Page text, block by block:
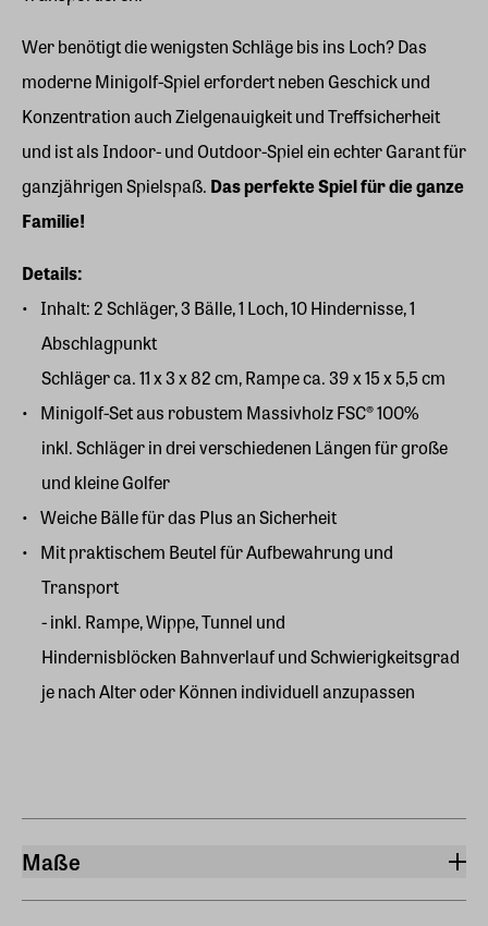
Wer benötigt die wenigsten Schläge bis ins Loch? Das
moderne Minigolf-Spiel erfordert neben Geschick und
Konzentration auch Zielgenauigkeit und Treffsicherheit
und ist als Indoor- und Outdoor-Spiel ein echter Garant für
ganzjährigen Spielspaß. Das perfekte Spiel für die ganze
Familie!
Details:
Inhalt: 2 Schläger, 3 Bälle, 1 Loch, 10 Hindernisse, 1
Abschlagpunkt
Schläger ca. 11 x 3 x 82 cm, Rampe ca. 39 x 15 x 5,5 cm
Minigolf-Set aus robustem Massivholz FSC® 100%
inkl. Schläger in drei verschiedenen Längen für große
und kleine Golfer
Weiche Bälle für das Plus an Sicherheit
Mit praktischem Beutel für Aufbewahrung und
Transport
- inkl. Rampe, Wippe, Tunnel und
Hindernisblöcken Bahnverlauf und Schwierigkeitsgrad
je nach Alter oder Können individuell anzupassen
Maße